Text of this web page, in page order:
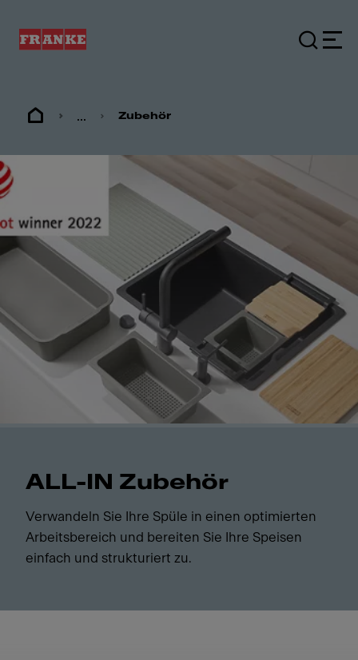
... Zubehör
ALL-IN Zubehör
Verwandeln Sie Ihre Spüle in einen optimierten
Arbeitsbereich und bereiten Sie Ihre Speisen
einfach und strukturiert zu.